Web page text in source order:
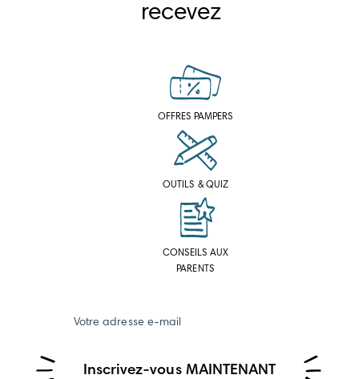
recevez
OFFRES PAMPERS
OUTILS & QUIZ
CONSEILS AUX
PARENTS
Votre adresse e-mail
Inscrivez-vous MAINTENANT